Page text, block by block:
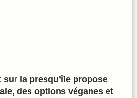
sur la presqu’île propose
des options véganes et